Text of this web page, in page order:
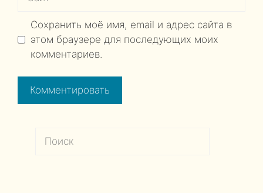
Сохранить моё имя, email и адрес сайта в
этом браузере для последующих моих
комментариев.
Поиск